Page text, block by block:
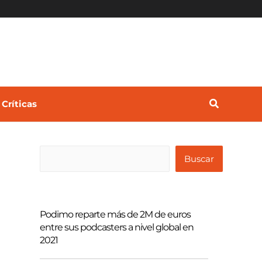
Críticas
a
r
Buscar
Podimo reparte más de 2M de euros
entre sus podcasters a nivel global en
2021